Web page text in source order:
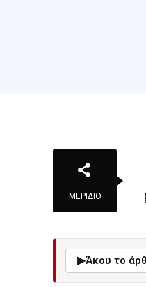
ΜΕΡΊΔΙΟ
▶Άκου το